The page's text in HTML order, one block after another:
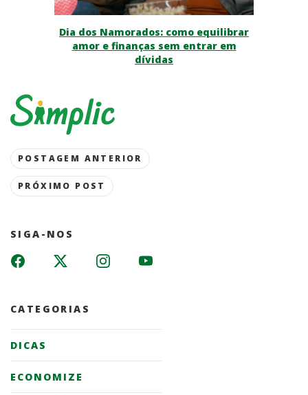
Dia dos Namorados: como equilibrar
amor e finanças sem entrar em
dívidas
Post
navigation
POSTAGEM ANTERIOR
PRÓXIMO POST
SIGA-NOS
CATEGORIAS
DICAS
ECONOMIZE